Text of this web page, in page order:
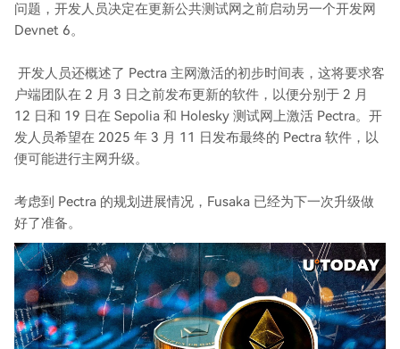
问题，开发人员决定在更新公共测试网之前启动另一个开发网
Devnet 6。
开发人员还概述了 Pectra 主网激活的初步时间表，这将要求客
户端团队在 2 月 3 日之前发布更新的软件，以便分别于 2 月
12 日和 19 日在 Sepolia 和 Holesky 测试网上激活 Pectra。开
发人员希望在 2025 年 3 月 11 日发布最终的 Pectra 软件，以
便可能进行主网升级。
考虑到 Pectra 的规划进展情况，Fusaka 已经为下一次升级做
好了准备。